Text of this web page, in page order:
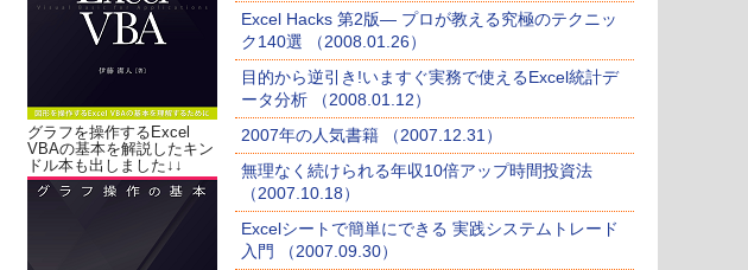
グラフを操作するExcel
VBAの基本を解説したキン
ドル本も出しました↓↓
Excel Hacks 第2版― プロが教える究極のテクニッ
ク140選 （2008.01.26）
目的から逆引き!いますぐ実務で使えるExcel統計デ
ータ分析 （2008.01.12）
2007年の人気書籍 （2007.12.31）
無理なく続けられる年収10倍アップ時間投資法
（2007.10.18）
Excelシートで簡単にできる 実践システムトレード
入門 （2007.09.30）